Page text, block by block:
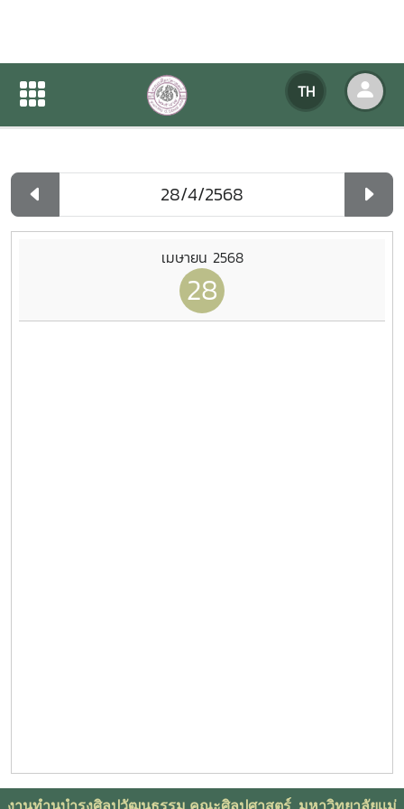
TH
ปฏิทินกิจกรรมของหน่วยงาน
ปฏิทินกิจกรรมของหน่วยงาน
เมษายน 2568
28
งานทำนุบำรุงศิลปวัฒนธรรม คณะศิลปศาสตร์ มหาวิทยาลัยเเม่